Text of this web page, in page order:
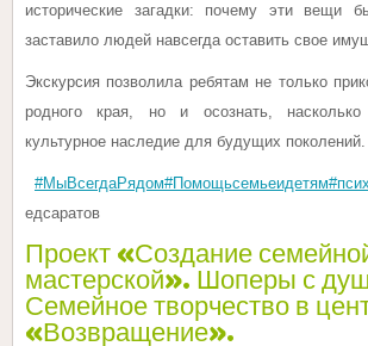
исторические загадки: почему эти вещи
заставило людей навсегда оставить свое
Экскурсия позволила ребятам не только
родного края, но и осознать, насколько
культурное наследие для будущих поколений.
#МыВсегдаРядом#Помощьсемьеидетям
едсаратов
Проект «Создание
мастерской». Шоперы с
Семейное творчество в
«Возвращение».